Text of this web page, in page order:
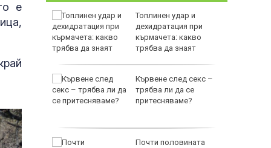
е
е
ФСБ
Топлинен удар и
дехидратация при
кърмачета: какво
трябва да знаят
Кървене след секс –
трябва ли да се
притесняваме?
Почти половината